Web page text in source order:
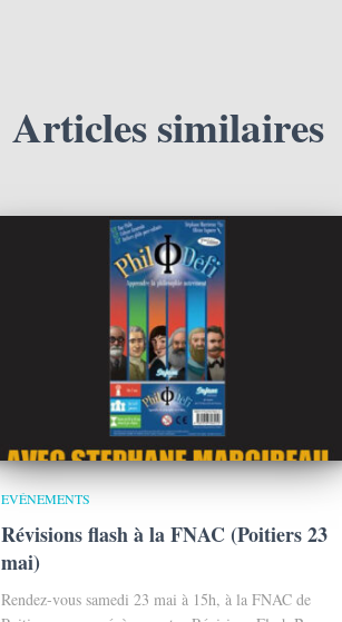
Articles similaires
EVÉNEMENTS
Révisions flash à la FNAC (Poitiers 23
mai)
Rendez-vous samedi 23 mai à 15h, à la FNAC de